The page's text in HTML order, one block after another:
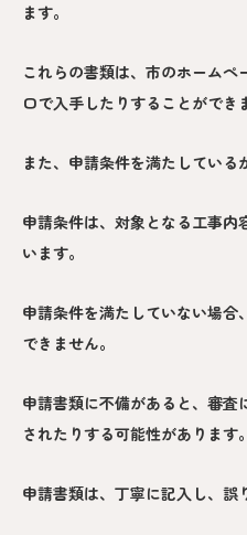
ます。
これらの書類は、市のホーム
口で入手したりすることができ
また、申請条件を満たしている
申請条件は、対象となる工事内
います。
申請条件を満たしていない場
できません。
申請書類に不備があると、審
されたりする可能性があります。
申請書類は、丁寧に記入し、誤